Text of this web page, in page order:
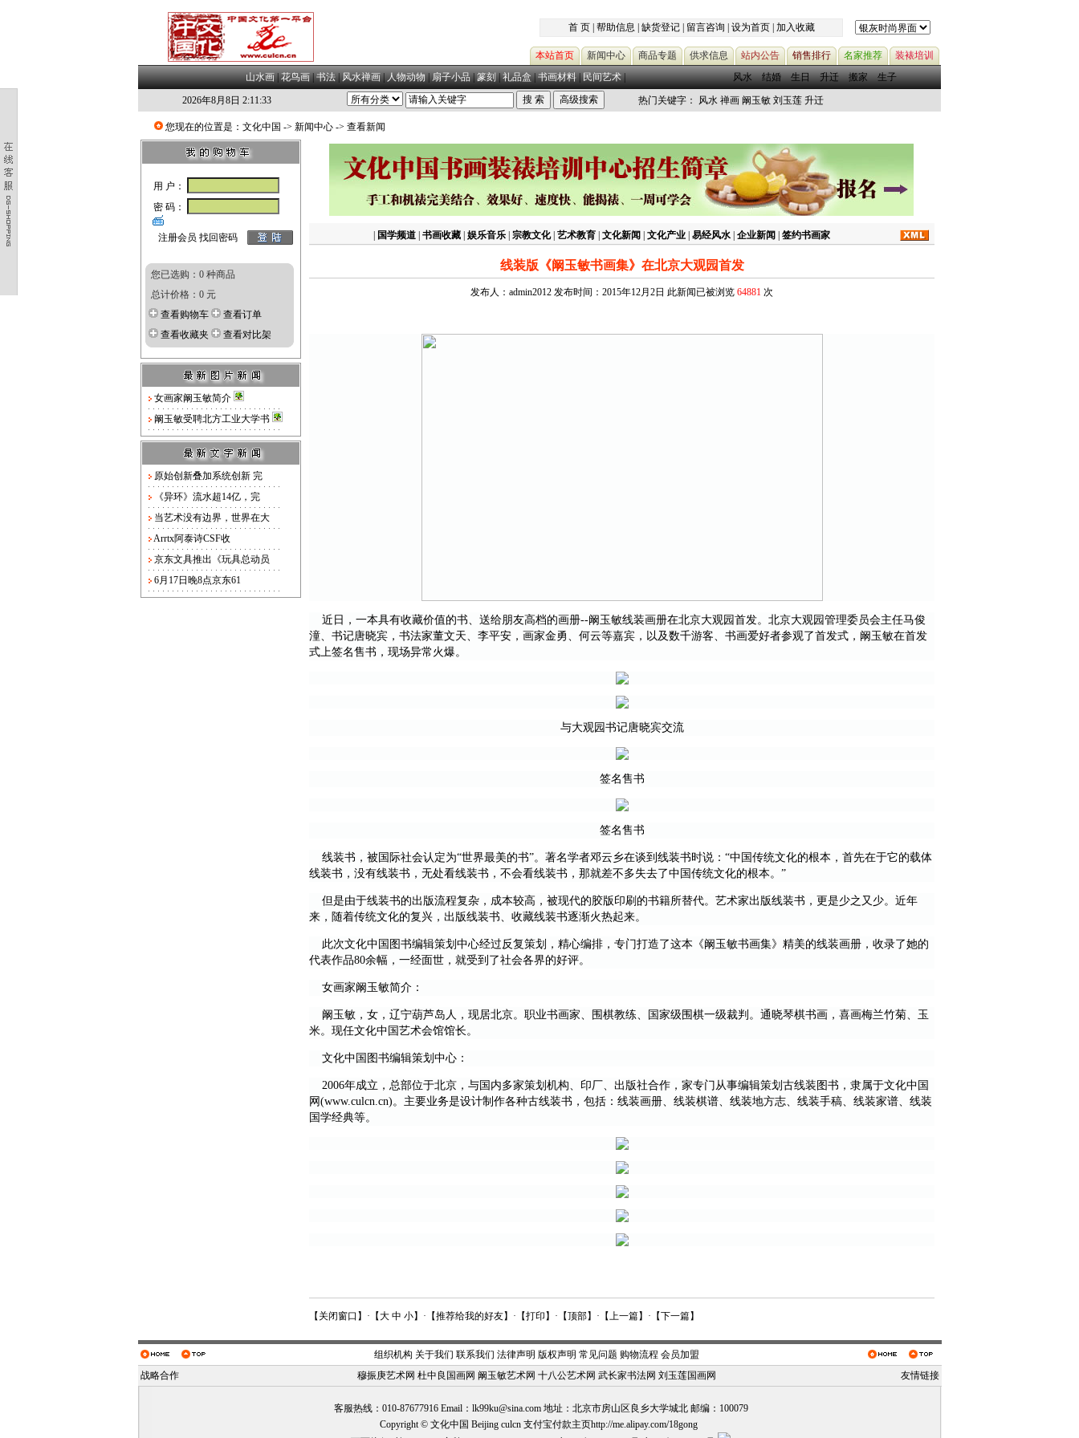
首 页 帮助信息 缺货登记 留言咨询 设为首页 加入收藏
本站首页 新闻中心 商品专题 供求信息 站内公告 销售排行 名家推荐
装裱培训
山水画|花鸟画|书法|风水禅画|人物动物|扇子小品|篆刻|礼品盒|书画材料|民间艺术| 风水 结婚 生日 升迁 搬家 生子
2026年8月8日 2:11:33 热门关键字： 风水 禅画 阚玉敏 刘玉莲 升迁
您现在的位置是： 文化中国 -> 新闻中心 -> 查看新闻
用 户：
密 码：
注册会员 找回密码
您已选购：0 种商品
总计价格：0 元
查看购物车
查看订单
查看收藏夹
查看对比架
女画家阚玉敏简介
阚玉敏受聘北方工业大学书
原始创新叠加系统创新 完
《异环》流水超14亿，完
当艺术没有边界，世界在大
Arrtx阿泰诗CSF收
京东文具推出《玩具总动员
6月17日晚8点京东61
国学频道 书画收藏 娱乐音乐 宗教文化| 艺术教育 文化新闻 文化产业 易经风水 企业新闻 签约书画家
线装版《阚玉敏书画集》在北京大观园首发
发布人：admin2012 发布时间：2015年12月2日 此新闻已被浏览 64881 次
近日，一本具有收藏价值的书、送给朋友高档的画册--阚玉敏线装画册在北京大观园首发。北京大观园管理委员会主任马俊
潼、书记唐晓宾，书法家董文天、李平安，画家金勇、何云等嘉宾，以及数千游客、书画爱好者参观了首发式，阚玉敏在首发
式上签名售书，现场异常火爆。
与大观园书记唐晓宾交流
签名售书
签名售书
线装书，被国际社会认定为“世界最美的书”。著名学者邓云乡在谈到线装书时说：“中国传统文化的根本，首先在于它的载体
线装书，没有线装书，无处看线装书，不会看线装书，那就差不多失去了中国传统文化的根本。”
但是由于线装书的出版流程复杂，成本较高，被现代的胶版印刷的书籍所替代。艺术家出版线装书，更是少之又少。近年
来，随着传统文化的复兴，出版线装书、收藏线装书逐渐火热起来。
此次文化中国图书编辑策划中心经过反复策划，精心编排，专门打造了这本《阚玉敏书画集》精美的线装画册，收录了她的
代表作品80余幅，一经面世，就受到了社会各界的好评。
女画家阚玉敏简介：
阚玉敏，女，辽宁葫芦岛人，现居北京。职业书画家、围棋教练、国家级围棋一级裁判。通晓琴棋书画，喜画梅兰竹菊、玉
米。现任文化中国艺术会馆馆长。
文化中国图书编辑策划中心：
2006年成立，总部位于北京，与国内多家策划机构、印厂、出版社合作，家专门从事编辑策划古线装图书，隶属于文化中国
网(www.culcn.cn)。主要业务是设计制作各种古线装书，包括：线装画册、线装棋谱、线装地方志、线装手稿、线装家谱、线装
国学经典等。
【 关闭窗口 】·【大 中 小】·【推荐给我的好友】·【打印 】·【顶部】·【上一篇】·【下一篇】
组织机构 关于我们 联系我们 法律声明 版权声明 常见问题 购物流程 会员加盟
战略合作
穆振庚艺术网 杜中良国画网 阚玉敏艺术网 十八公艺术网 武长家书法网 刘玉莲国画网 友情链接
客服热线：010-87677916 Email： lk99ku@sina.com地址：北京市房山区良乡大学城北 邮编：100079
Copyright © 文化中国 Beijing culcn 支付宝付款主页http://me.alipay.com/18gong